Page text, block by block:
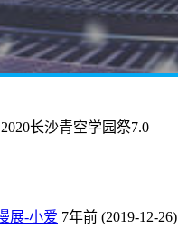
2020长沙青空学园祭7.0
展-小爱 7年前 (2019-12-26)